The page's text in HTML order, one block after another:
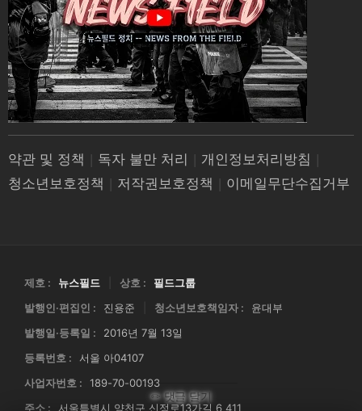
약관 및 정책 | 독자 불만 처리 | 개인정보처리방침 |
청소년보호정책 | 저작권보호정책 | 이메일무단수집거부
제호 : 뉴스필드 상호 :
필드그룹
발행인·편집인 :
진용준 청소년보호책임자 :
윤대부
발행일·등록일 :
2016년 7월 13일
등록번호 :
서울 아04107
사업자번호 :
189-70-00193
주소 :
서울특별시 양천구 신정로13가길 6 411
✏ 댓글 달기